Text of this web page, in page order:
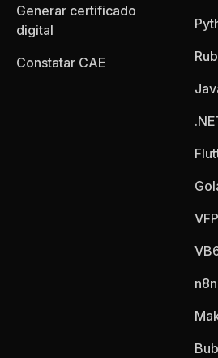
Generar certificado
digital
Constatar CAE
VFP
n8n